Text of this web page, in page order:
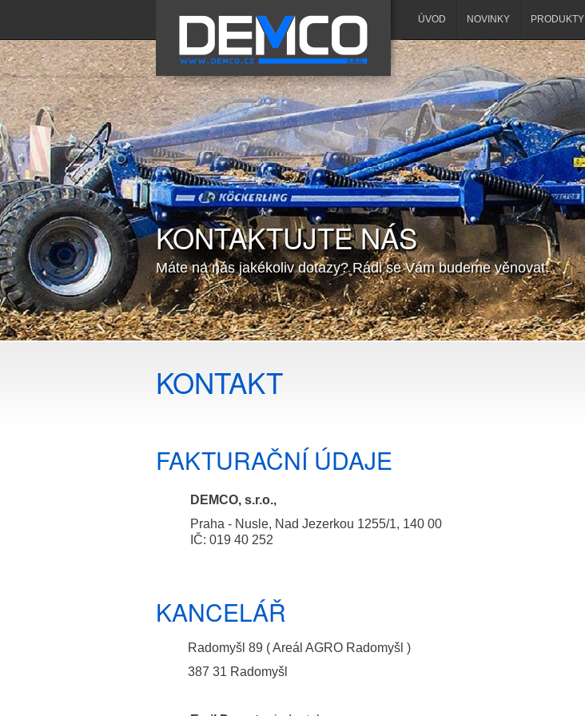
ÚVOD NOVINKY PRODUKTY
KONTAKT
FAKTURAČNÍ ÚDAJE
DEMCO, s.r.o.,
Praha - Nusle, Nad Jezerkou 1255/1, 140 00
IČ: 019 40 252
KANCELÁŘ
Radomyšl 89 ( Areál AGRO Radomyšl )
387 31 Radomyšl
KONTAKTUJTE NÁS
Máte na nás jakékoliv dotazy? Rádi se Vám budeme věnovat.